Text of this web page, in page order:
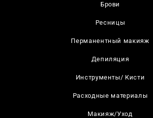
Брови
Ресницы
Перманентный макияж
Депиляция
Инструменты/ Кисти
Расходные материалы
Макияж/Уход